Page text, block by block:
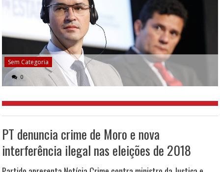
Sem Categoria
0
PT denuncia crime de Moro e nova
interferência ilegal nas eleições de 2018